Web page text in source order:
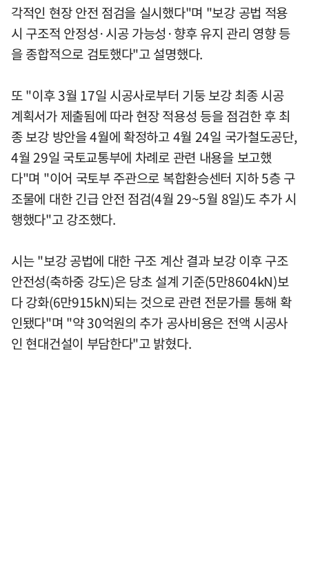
각적인 현장 안전 점검을 실시했다"며 "보강 공법 적용
시 구조적 안정성·시공 가능성·향후 유지 관리 영향 등
을 종합적으로 검토했다"고 설명했다.
또 "이후 3월 17일 시공사로부터 기둥 보강 최종 시공
계획서가 제출됨에 따라 현장 적용성 등을 점검한 후 최
종 보강 방안을 4월에 확정하고 4월 24일 국가철도공단,
4월 29일 국토교통부에 차례로 관련 내용을 보고했
다"며 "이어 국토부 주관으로 복합환승센터 지하 5층 구
조물에 대한 긴급 안전 점검(4월 29~5월 8일)도 추가 시
행했다"고 강조했다.
시는 "보강 공법에 대한 구조 계산 결과 보강 이후 구조
안전성(축하중 강도)은 당초 설계 기준(5만8604kN)보
다 강화(6만915kN)되는 것으로 관련 전문가를 통해 확
인됐다"며 "약 30억원의 추가 공사비용은 전액 시공사
인 현대건설이 부담한다"고 밝혔다.